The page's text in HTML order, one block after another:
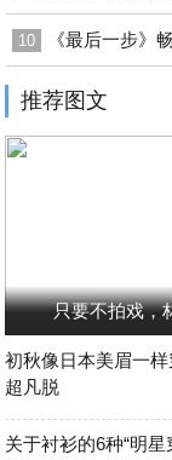
10 《最后一步》
推荐图文
只要不拍戏，
初秋像日本美眉一
超凡脱
关于衬衫的6种“明